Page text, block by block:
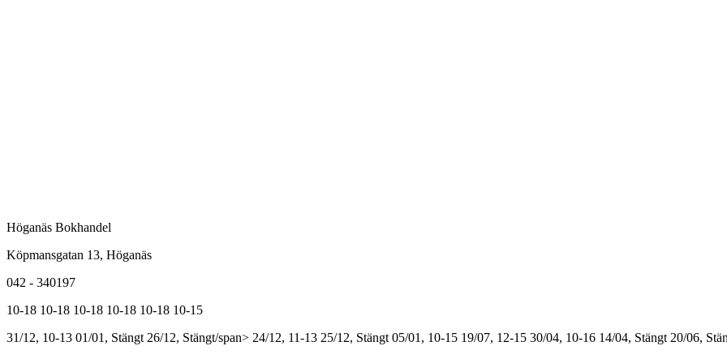
Höganäs Bokhandel
Köpmansgatan 13, Höganäs
042 - 340197
10-18 10-18 10-18 10-18 10-18 10-15
31/12, 10-13 01/01, Stängt 26/12, Stängt/span> 24/12, 11-13 25/12, Stängt 05/01, 10-15 19/07, 12-15 30/04, 10-16 14/04, Stängt 20/06,